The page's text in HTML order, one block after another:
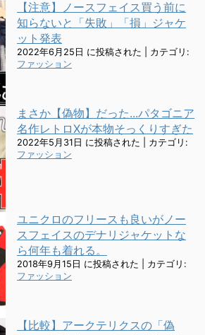
【注意】ノースフェイス買う前に
知らないと「失敗」「損」ジャケ
ット発表
2022年6月25日 に投稿された
カテゴリ:
ファッション
まさか【偽物】だった...パタゴニア
名作レトロXが本物そっくりすぎた
2022年5月31日 に投稿された
カテゴリ:
ファッション
ユニクロのフリースも良いがノー
スフェイスのデナリジャケットな
ら何年も着れる。
2018年9月15日 に投稿された
カテゴリ:
ファッション
【比較】アークテリクスの「偽